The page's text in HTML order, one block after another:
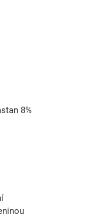
8%